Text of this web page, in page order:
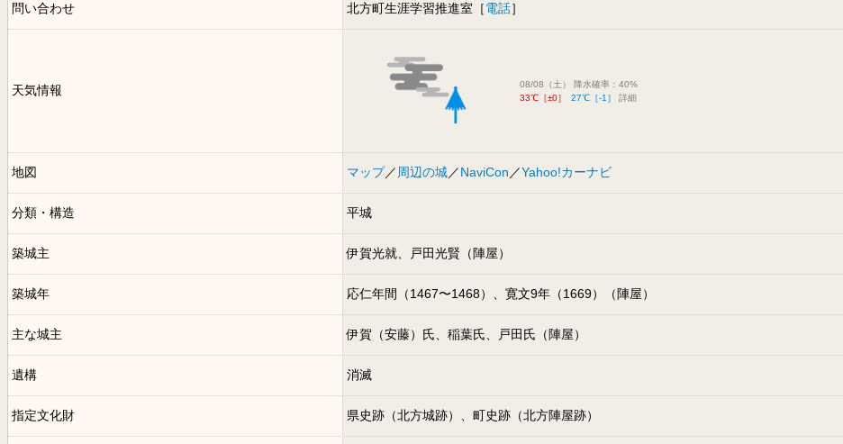
問い合わせ 北方町生涯学習推進室［電話］
天気情報
08/08（土） 降水確率：40%
33℃［±0］
27℃［-1］ 詳細
地図 マップ／周辺の城／NaviCon／Yahoo!カーナビ
分類・構造 平城
築城主 伊賀光就、戸田光賢（陣屋）
築城年 応仁年間（1467〜1468）、寛文9年（1669）（陣屋）
主な城主 伊賀（安藤）氏、稲葉氏、戸田氏（陣屋）
遺構 消滅
指定文化財 県史跡（北方城跡）、町史跡（北方陣屋跡）